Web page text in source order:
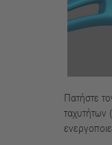
Πατήστε